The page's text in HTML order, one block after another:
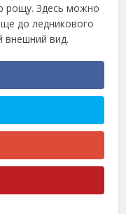
рощу. Здесь можно
до ледникового
внешний вид.